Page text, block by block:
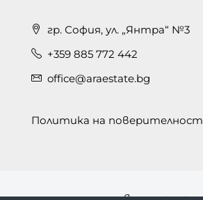
гр. София, ул. „Янтра“ №3
+359 885 772 442
office@araestate.bg
Политика на поверителност